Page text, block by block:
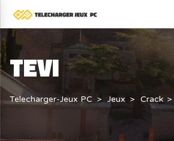
TEVI
Telecharger-Jeux PC Jeux Crack